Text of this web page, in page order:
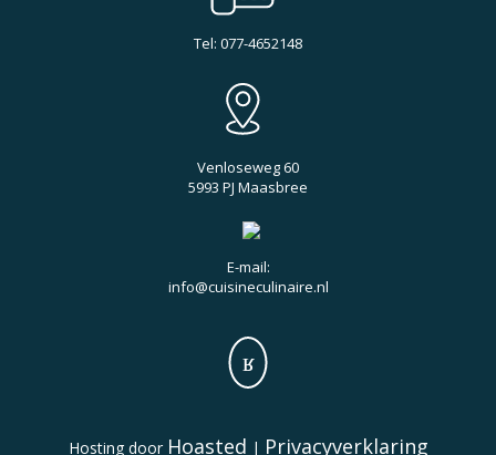
Tel: 077-4652148
Venloseweg 60
5993 PJ Maasbree
E-mail:
info@cuisineculinaire.nl
Hosting door Hoasted | Privacyverklaring